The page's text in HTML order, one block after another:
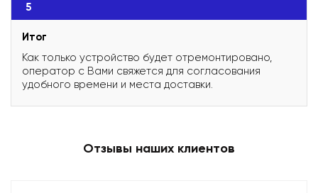
5
Итог
Как только устройство будет отремонтировано,
оператор с Вами свяжется для согласования
удобного времени и места доставки.
Отзывы наших клиентов